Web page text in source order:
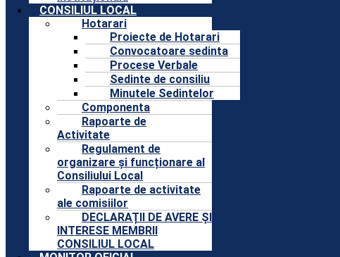
CONSILIUL LOCAL
Hotarari
Proiecte de Hotarari
Convocatoare sedinta
Procese Verbale
Sedinte de consiliu
Minutele Sedintelor
Componenta
Rapoarte de
Activitate
Regulament de
organizare și funcționare al
Consiliului Local
Rapoarte de activitate
ale comisiilor
DECLARAȚII DE AVERE ȘI
INTERESE MEMBRII
CONSILIUL LOCAL